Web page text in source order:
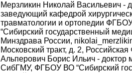
Мерзликин Николай Васильевич -
заведующий кафедрой
травматологии и ортопедии
“Сибирский государственный
Минздрава России,
Московский тракт, д. 2,
Альперович Борис Ильич - доктор
СибГМУ, ФГБОУ ВО “Сибирский